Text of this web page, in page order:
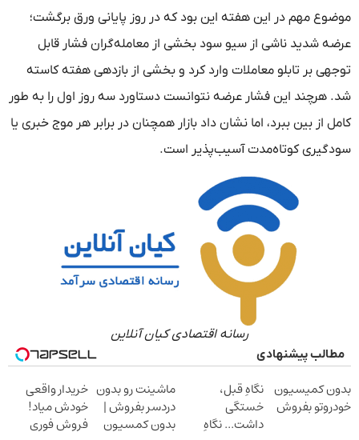
موضوع مهم در این هفته این بود که در روز پایانی ورق برگشت؛
عرضه شدید ناشی از سیو سود بخشی از معامله‌گران فشار قابل
توجهی بر تابلو معاملات وارد کرد و بخشی از بازدهی هفته کاسته
شد. هرچند این فشار عرضه نتوانست دستاورد سه روز اول را به طور
کامل از بین ببرد، اما نشان داد بازار همچنان در برابر هر موج خبری یا
سودگیری کوتاه‌مدت آسیب‌پذیر است.
رسانه اقتصادی کیان آنلاین
مطالب پیشنهادی
بدون کمیسیون
خودروتو بفروش
نگاهِ قبل،
خستگی
داشت... نگاهِ
ماشینت رو بدون
دردسر بفروش |
بدون کمسیون
خریدار واقعی
خودش میاد!
فروش فوری